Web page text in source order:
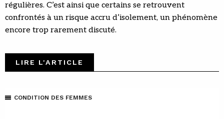
régulières. C’est ainsi que certains se retrouvent
confrontés à un risque accru d’isolement, un phénomène
encore trop rarement discuté.
LIRE L'ARTICLE
CONDITION DES FEMMES